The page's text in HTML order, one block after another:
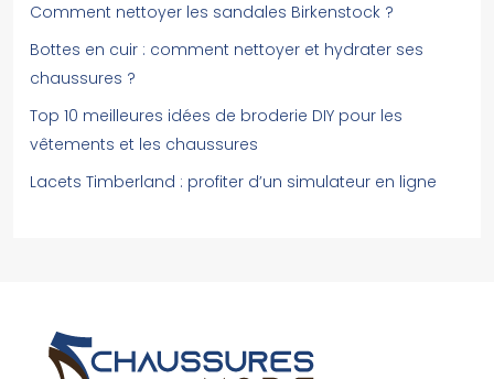
Comment nettoyer les sandales Birkenstock ?
Bottes en cuir : comment nettoyer et hydrater ses
chaussures ?
Top 10 meilleures idées de broderie DIY pour les
vêtements et les chaussures
Lacets Timberland : profiter d’un simulateur en ligne